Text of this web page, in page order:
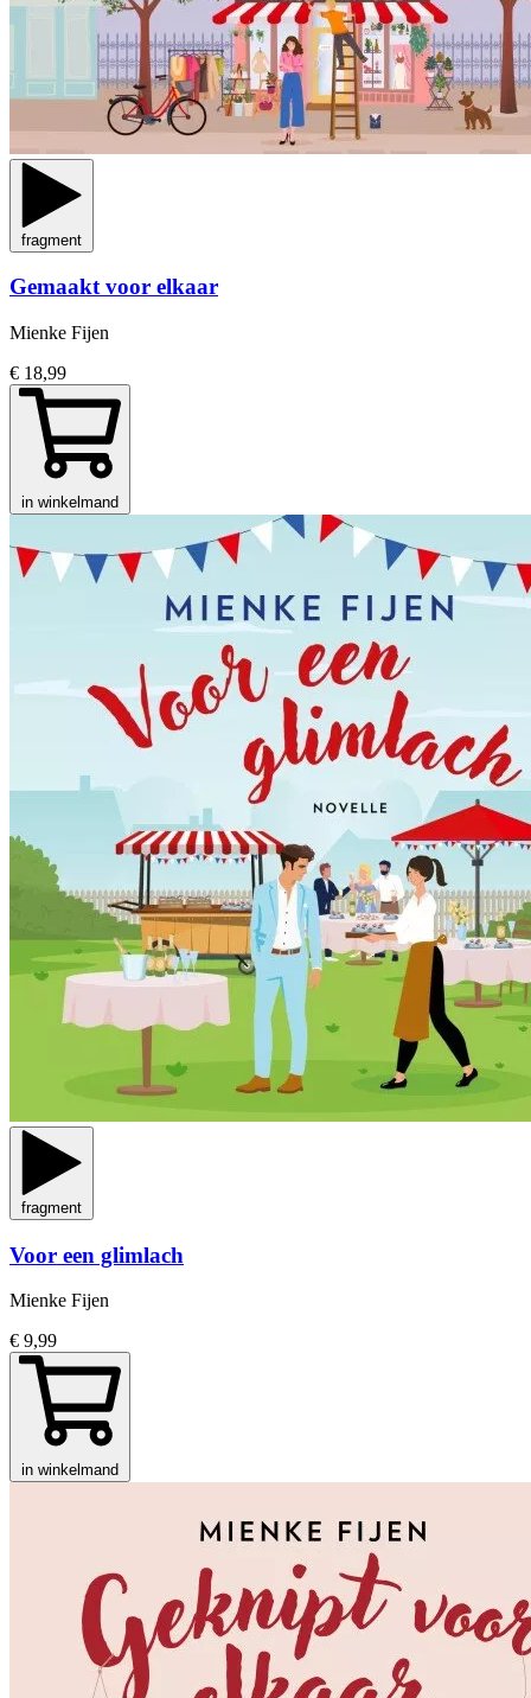
fragment
Gemaakt voor elkaar
Mienke Fijen
€ 18,99
in winkelmand
fragment
Voor een glimlach
Mienke Fijen
€ 9,99
in winkelmand